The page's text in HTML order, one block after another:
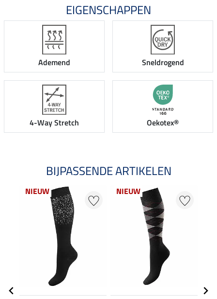
EIGENSCHAPPEN
Ademend Sneldrogend
4-Way Stretch Oekotex®
BIJPASSENDE ARTIKELEN
NIEUW NIEUW